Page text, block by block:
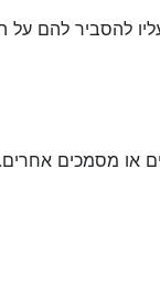
להסביר להם על
או מסמכים